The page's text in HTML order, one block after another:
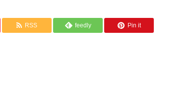
RSS feedly Pin it